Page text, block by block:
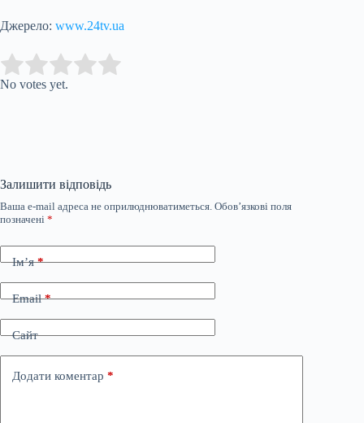
Джерело: www.24tv.ua
Rate this item:
No votes yet.
Залишити відповідь
Ваша e-mail адреса не оприлюднюватиметься. Обов’язкові поля
позначені *
Ім’я*
Email*
Сайт
Додати коментар *